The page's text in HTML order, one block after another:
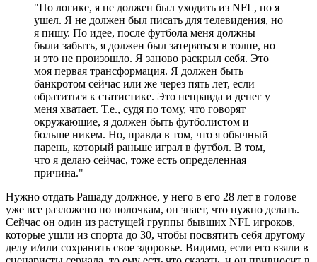
"По логике, я не должен был уходить из NFL, но я
ушел. Я не должен был писать для телевидения, но
я пишу. По идее, после футбола меня должны
были забыть, я должен был затеряться в толпе, но
и это не произошло. Я заново раскрыл себя. Это
моя первая трансформация. Я должен быть
банкротом сейчас или же через пять лет, если
обратиться к статистике. Это неправда и денег у
меня хватает. Т.е., судя по тому, что говорят
окружающие, я должен быть футболистом и
больше никем. Но, правда в том, что я обычный
парень, который раньше играл в футбол. В том,
что я делаю сейчас, тоже есть определенная
причина."
Нужно отдать Рашаду должное, у него в его 28 лет в голове
уже все разложено по полочкам, он знает, что нужно делать.
Сейчас он один из растущей группы бывших NFL игроков,
которые ушли из спорта до 30, чтобы посвятить себя другому
делу и/или сохранить свое здоровье. Видимо, если его взяли в